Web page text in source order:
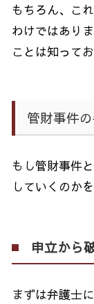
もちろん、こ
わけではあり
ことは知って
管財事件
もし管財事件
していくのか
申立から
まずは弁護士